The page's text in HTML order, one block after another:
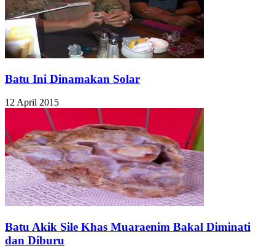
Batu Ini Dinamakan Solar
12 April 2015
Batu Akik Sile Khas Muaraenim Bakal Diminati
dan Diburu